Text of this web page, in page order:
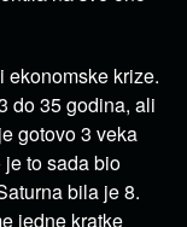
ekonomske krize.
do 35 godina, ali
gotovo 3 veka
to sada bio
bila je 8.
jedne kratke